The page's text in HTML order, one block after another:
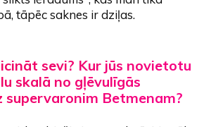
tāpēc saknes ir dziļas.
sevi? Kur jūs novietotu
skalā no gļēvulīgās
supervaronim Betmenam?